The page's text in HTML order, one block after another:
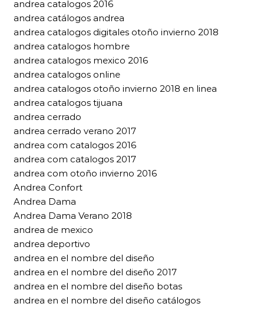
andrea catalogos 2016
andrea catálogos andrea
andrea catalogos digitales otoño invierno 2018
andrea catalogos hombre
andrea catalogos mexico 2016
andrea catalogos online
andrea catalogos otoño invierno 2018 en linea
andrea catalogos tijuana
andrea cerrado
andrea cerrado verano 2017
andrea com catalogos 2016
andrea com catalogos 2017
andrea com otoño invierno 2016
Andrea Confort
Andrea Dama
Andrea Dama Verano 2018
andrea de mexico
andrea deportivo
andrea en el nombre del diseño
andrea en el nombre del diseño 2017
andrea en el nombre del diseño botas
andrea en el nombre del diseño catálogos